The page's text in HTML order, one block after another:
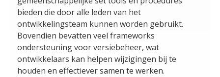
bieden die door alle leden van het
ontwikkelingsteam kunnen worden gebruikt.
Bovendien bevatten veel frameworks
ondersteuning voor versiebeheer, wat
ontwikkelaars kan helpen wijzigingen bij te
houden en effectiever samen te werken.